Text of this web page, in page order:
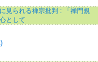
見られる禅宗批判 : 「禅門規
として